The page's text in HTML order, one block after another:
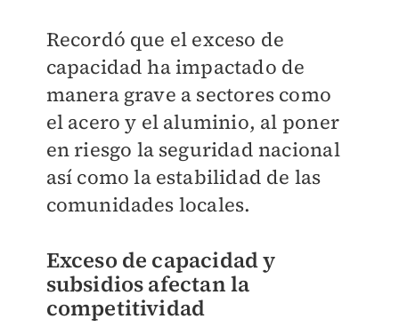
Recordó que el exceso de
capacidad ha impactado de
manera grave a sectores como
el acero y el aluminio, al poner
en riesgo la seguridad nacional
así como la estabilidad de las
comunidades locales.
Exceso de capacidad y
subsidios afectan la
competitividad